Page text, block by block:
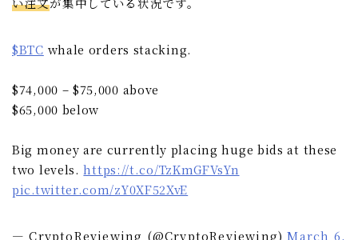
$BTC whale orders stacking.
$74,000 – $75,000 above
$65,000 below
Big money are currently placing huge bids at these
two levels.https://t.co/TzKmGFVsYn
pic.twitter.com/zY0XF52XvE
— CryptoReviewing (@CryptoReviewing)March 6,